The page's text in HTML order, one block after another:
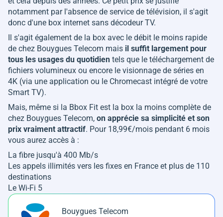
notamment par l'absence de service de télévision, il s'agit
donc d'une box internet sans décodeur TV.
Il s'agit également de la box avec le débit le moins rapide
de chez Bouygues Telecom mais il suffit largement pour
tous les usages du quotidien tels que le téléchargement de
fichiers volumineux ou encore le visionnage de séries en
4K (via une application ou le Chromecast intégré de votre
Smart TV).
Mais, même si la Bbox Fit est la box la moins complète de
chez Bouygues Telecom, on apprécie sa simplicité et son
prix vraiment attractif. Pour 18,99€/mois pendant 6 mois
vous aurez accès à :
La fibre jusqu'à 400 Mb/s
Les appels illimités vers les fixes en France et plus de 110
destinations
Le Wi-Fi 5
Bouygues Telecom